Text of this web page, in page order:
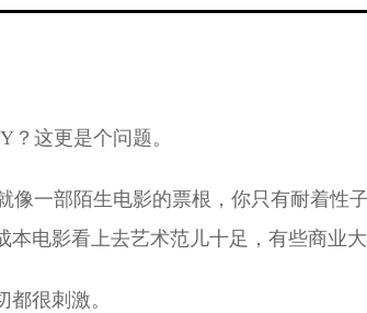
？这更是个问题。
像一部陌生电影的票根，你只有耐着性
本电影看上去艺术范儿十足，有些商
很刺激。